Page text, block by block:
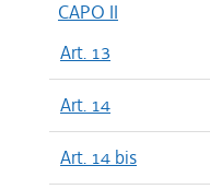
CAPO II
Art. 13
Art. 14
Art. 14 bis